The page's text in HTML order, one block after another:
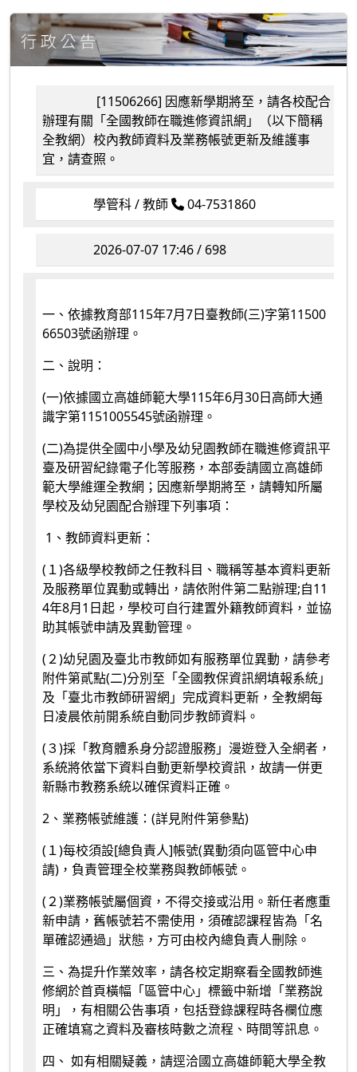
[11506266] 因應新學期將至，請各校配合
辦理有關「全國教師在職進修資訊網」（以下簡稱
全教網）校內教師資料及業務帳號更新及維護事
宜，請查照。
學管科 / 教師 04-7531860
2026-07-07 17:46 / 698
一、依據教育部115年7月7日臺教師(三)字第11500
66503號函辦理。
二、說明：
(一)依據國立高雄師範大學115年6月30日高師大通
識字第1151005545號函辦理。
(二)為提供全國中小學及幼兒園教師在職進修資訊平
臺及研習紀錄電子化等服務，本部委請國立高雄師
範大學維運全教網；因應新學期將至，請轉知所屬
學校及幼兒園配合辦理下列事項：
1、教師資料更新：
(１)各級學校教師之任教科目、職稱等基本資料更新
及服務單位異動或轉出，請依附件第二點辦理;自11
4年8月1日起，學校可自行建置外籍教師資料，並協
助其帳號申請及異動管理。
(２)幼兒園及臺北市教師如有服務單位異動，請參考
附件第貳點(二)分別至「全國教保資訊網填報系統」
及「臺北市教師研習網」完成資料更新，全教網每
日凌晨依前開系統自動同步教師資料。
(３)採「教育體系身分認證服務」漫遊登入全網者，
系統將依當下資料自動更新學校資訊，故請一併更
新縣市教務系統以確保資料正確。
2、業務帳號維護：(詳見附件第參點)
(１)每校須設[總負責人]帳號(異動須向區管中心申
請)，負責管理全校業務與教師帳號。
(２)業務帳號屬個資，不得交接或沿用。新任者應重
新申請，舊帳號若不需使用，須確認課程皆為「名
單確認通過」狀態，方可由校內總負責人刪除。
三、為提升作業效率，請各校定期察看全國教師進
修網於首頁橫幅「區管中心」標籤中新增「業務說
明」，有相關公告事項，包括登錄課程時各欄位應
正確填寫之資料及審核時數之流程、時間等訊息。
四、 如有相關疑義，請逕洽國立高雄師範大學全教